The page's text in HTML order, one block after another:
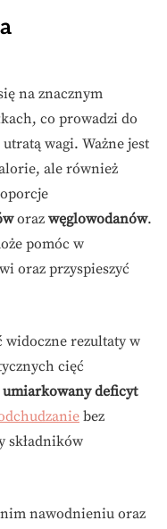
na znacznym
co prowadzi do
wagi. Ważne jest
ale również
oraz węglowodanów.
pomóc w
oraz przyspieszyć
widoczne rezultaty w
cięć
umiarkowany deficyt
bez
składników
nawodnieniu oraz